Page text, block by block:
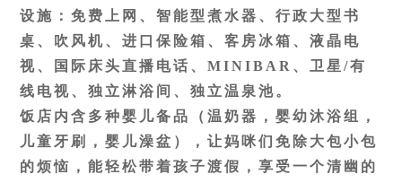
设施：免费上网、智能型煮水器、行政大型书
桌、吹风机、进口保险箱、客房冰箱、液晶电
视、国际床头直播电话、MINIBAR、卫星/有
线电视、独立淋浴间、独立温泉池。
饭店内含多种婴儿备品（温奶器，婴幼沐浴组，
儿童牙刷，婴儿澡盆），让妈咪们免除大包小包
的烦恼，能轻松带着孩子渡假，享受一个清幽的